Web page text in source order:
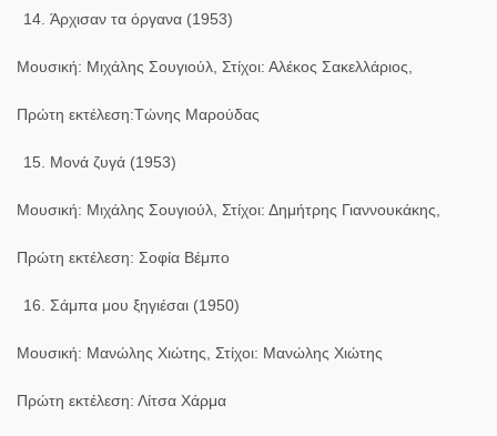
Άρχισαν τα όργανα (1953)
Μουσική: Μιχάλης Σουγιούλ, Στίχοι: Αλέκος Σακελλάριος,
Πρώτη εκτέλεση:Τώνης Μαρούδας
Μονά ζυγά (1953)
Μουσική: Μιχάλης Σουγιούλ, Στίχοι: Δημήτρης Γιαννουκάκης,
Πρώτη εκτέλεση: Σοφία Βέμπο
Σάμπα μου ξηγιέσαι (1950)
Μουσική: Μανώλης Χιώτης, Στίχοι: Μανώλης Χιώτης
Πρώτη εκτέλεση: Λίτσα Χάρμα